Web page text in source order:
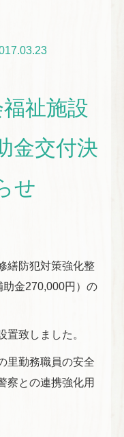
祉施設
金交付決
せ
繕防犯対策強化整
助金270,000円）の
置致しました。
里勤務職員の安全
察との連携強化用